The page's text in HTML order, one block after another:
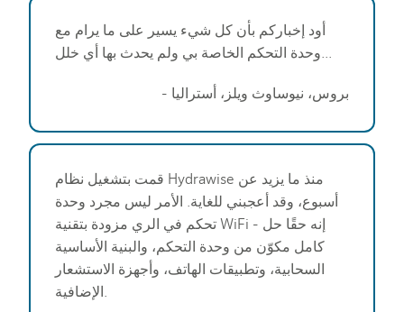
أود إخباركم بأن كل شيء يسير على ما يرام مع
وحدة التحكم الخاصة بي ولم يحدث بها أي خلل...
- بروس، نيوساوث ويلز، أستراليا
قمت بتشغيل نظام Hydrawise منذ ما يزيد عن
أسبوع، وقد أعجبني للغاية. الأمر ليس مجرد وحدة
تحكم في الري مزودة بتقنية WiFi - إنه حقًا حل
كامل مكوّن من وحدة التحكم، والبنية الأساسية
السحابية، وتطبيقات الهاتف، وأجهزة الاستشعار
الإضافية.